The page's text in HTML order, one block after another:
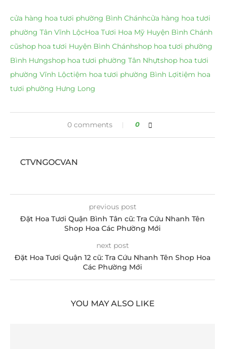
cửa hàng hoa tươi phường Bình Chánhcửa hàng hoa tươi
phường Tân Vĩnh LộcHoa Tươi Hoa Mỹ Huyện Bình Chánh
cũshop hoa tươi Huyện Bình Chánhshop hoa tươi phường
Bình Hưngshop hoa tươi phường Tân Nhựtshop hoa tươi
phường Vĩnh Lộctiệm hoa tươi phường Bình Lợitiệm hoa
tươi phường Hưng Long
0 comments 0
CTVNGOCVAN
previous post
Đặt Hoa Tươi Quận Bình Tân cũ: Tra Cứu Nhanh Tên
Shop Hoa Các Phường Mới
next post
Đặt Hoa Tươi Quận 12 cũ: Tra Cứu Nhanh Tên Shop Hoa
Các Phường Mới
YOU MAY ALSO LIKE